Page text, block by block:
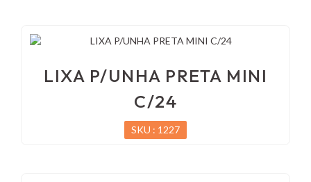
LIXA P/UNHA PRETA MINI
C/24
SKU : 1227